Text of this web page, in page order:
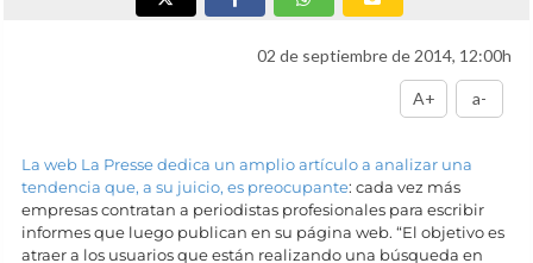
02 de septiembre de 2014, 12:00h
A+ a-
La web La Presse dedica un amplio artículo a analizar una
tendencia que, a su juicio, es preocupante: cada vez más
empresas contratan a periodistas profesionales para escribir
informes que luego publican en su página web. “El objetivo es
atraer a los usuarios que están realizando una búsqueda en